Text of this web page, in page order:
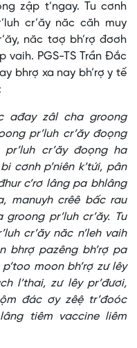
zập t’ngay. Tu cơnh
cr’ăy năc căh muy
năc tơợ bh’rợ đơơh
vaih. PGS-TS Trần Đắc
bhrợ xa nay bh’rợ y tế
ađay zâl cha groong
pr’luh cr’ăy đoọng
cr’ăy đoọng ha
cơnh p’niên k’tứi, pân
c’rơ lâng pa bhlâng
manuyh crêê bấc rau
groong pr’luh cr’ăy. Tu
cr’ăy năc n’leh vaih
bhrợ pazêng bh’rợ pa
moon bh’rợ zư lêy
l’thai, zư lêy pr’đươi,
đác ơy zêệ tr’đoóc
tiêm vaccine liêm